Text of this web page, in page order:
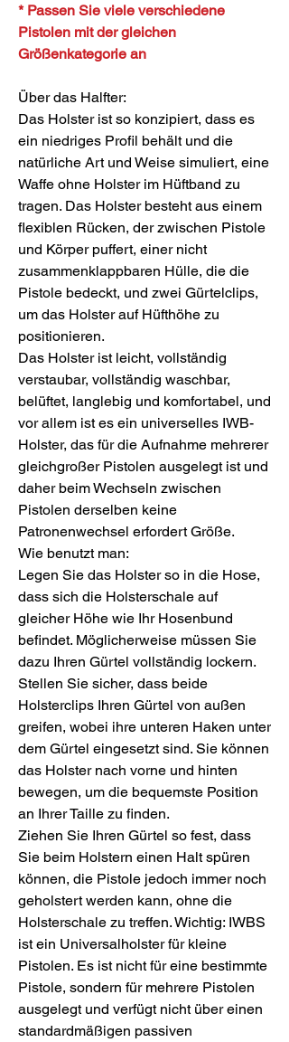
* Passen Sie viele verschiedene
Pistolen mit der gleichen
Größenkategorie an
Über das Halfter:
Das Holster ist so konzipiert, dass es
ein niedriges Profil behält und die
natürliche Art und Weise simuliert, eine
Waffe ohne Holster im Hüftband zu
tragen. Das Holster besteht aus einem
flexiblen Rücken, der zwischen Pistole
und Körper puffert, einer nicht
zusammenklappbaren Hülle, die die
Pistole bedeckt, und zwei Gürtelclips,
um das Holster auf Hüfthöhe zu
positionieren.
Das Holster ist leicht, vollständig
verstaubar, vollständig waschbar,
belüftet, langlebig und komfortabel, und
vor allem ist es ein universelles IWB-
Holster, das für die Aufnahme mehrerer
gleichgroßer Pistolen ausgelegt ist und
daher beim Wechseln zwischen
Pistolen derselben keine
Patronenwechsel erfordert Größe.
Wie benutzt man:
Legen Sie das Holster so in die Hose,
dass sich die Holsterschale auf
gleicher Höhe wie Ihr Hosenbund
befindet. Möglicherweise müssen Sie
dazu Ihren Gürtel vollständig lockern.
Stellen Sie sicher, dass beide
Holsterclips Ihren Gürtel von außen
greifen, wobei ihre unteren Haken unter
dem Gürtel eingesetzt sind. Sie können
das Holster nach vorne und hinten
bewegen, um die bequemste Position
an Ihrer Taille zu finden.
Ziehen Sie Ihren Gürtel so fest, dass
Sie beim Holstern einen Halt spüren
können, die Pistole jedoch immer noch
geholstert werden kann, ohne die
Holsterschale zu treffen. Wichtig: IWBS
ist ein Universalholster für kleine
Pistolen. Es ist nicht für eine bestimmte
Pistole, sondern für mehrere Pistolen
ausgelegt und verfügt nicht über einen
standardmäßigen passiven